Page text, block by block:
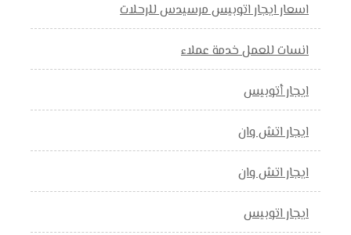
اسعار ايجار اتوبيس مرسيدس للرحلات
انسات للعمل خدمة عملاء
ايجار أتوبيس
ايجار اتش وان
ايجار اتش وان
ايجار اتوبيس